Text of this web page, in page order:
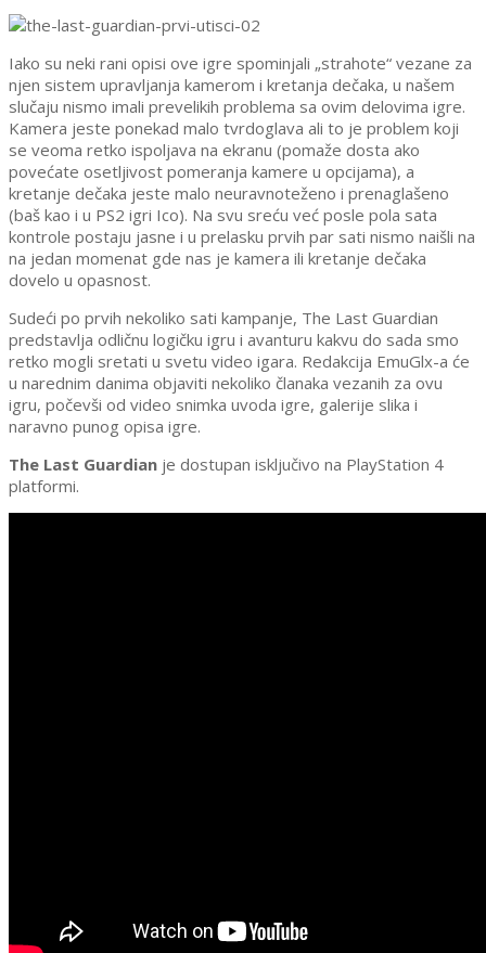
Iako su neki rani opisi ove igre spominjali „strahote“ vezane za
njen sistem upravljanja kamerom i kretanja dečaka, u našem
slučaju nismo imali prevelikih problema sa ovim delovima igre.
Kamera jeste ponekad malo tvrdoglava ali to je problem koji
se veoma retko ispoljava na ekranu (pomaže dosta ako
povećate osetljivost pomeranja kamere u opcijama), a
kretanje dečaka jeste malo neuravnoteženo i prenaglašeno
(baš kao i u PS2 igri Ico). Na svu sreću već posle pola sata
kontrole postaju jasne i u prelasku prvih par sati nismo naišli na
na jedan momenat gde nas je kamera ili kretanje dečaka
dovelo u opasnost.
Sudeći po prvih nekoliko sati kampanje, The Last Guardian
predstavlja odličnu logičku igru i avanturu kakvu do sada smo
retko mogli sretati u svetu video igara. Redakcija EmuGlx-a će
u narednim danima objaviti nekoliko članaka vezanih za ovu
igru, počevši od video snimka uvoda igre, galerije slika i
naravno punog opisa igre.
The Last Guardian je dostupan isključivo na PlayStation 4
platformi.